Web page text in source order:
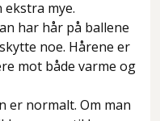
mye.
har hår på ballene
noe. Hårene er
mot både varme og
er normalt. Om man